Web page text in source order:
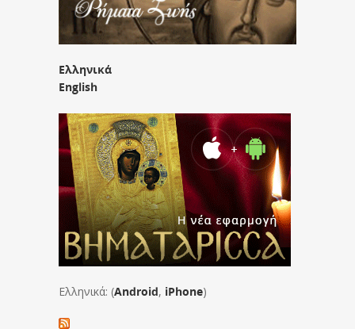
Ελληνικά
English
Ελληνικά: (Android, iPhone)